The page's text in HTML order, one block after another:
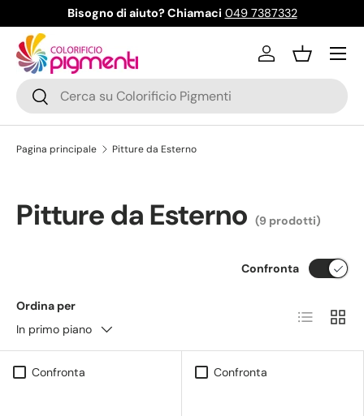
Passa ai contenuti
Bisogno di aiuto? Chiamaci 049 7387332
Cerca
Cerca
AccediCestino
Menu
Pagina principale Pitture da Esterno
Pitture da Esterno (9 prodotti)
Ordina per
In primo piano
Confronta
Elenco
Confronta Confronta